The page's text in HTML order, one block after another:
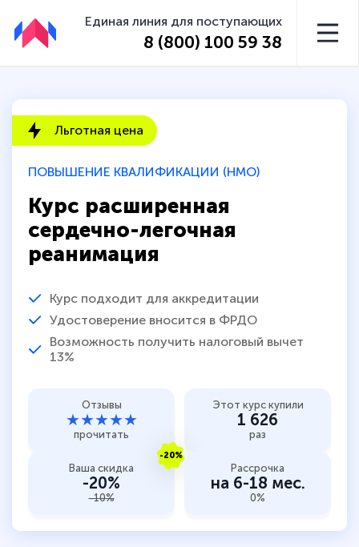
Единая линия для поступающих
8 (800) 100 59 38
ПОВЫШЕНИЕ КВАЛИФИКАЦИИ (НМО)
Курс расширенная
сердечно-легочная
реанимация
Курс подходит для аккредитации
Удостоверение вносится в ФРДО
Возможность получить налоговый вычет
13%
Льготная цена
Отзывы
★★★★★
прочитать
Этот курс купили
1 626
раз
-20%
Ваша скидка
-20%
-10%
Рассрочка
на 6-18 мес.
0%